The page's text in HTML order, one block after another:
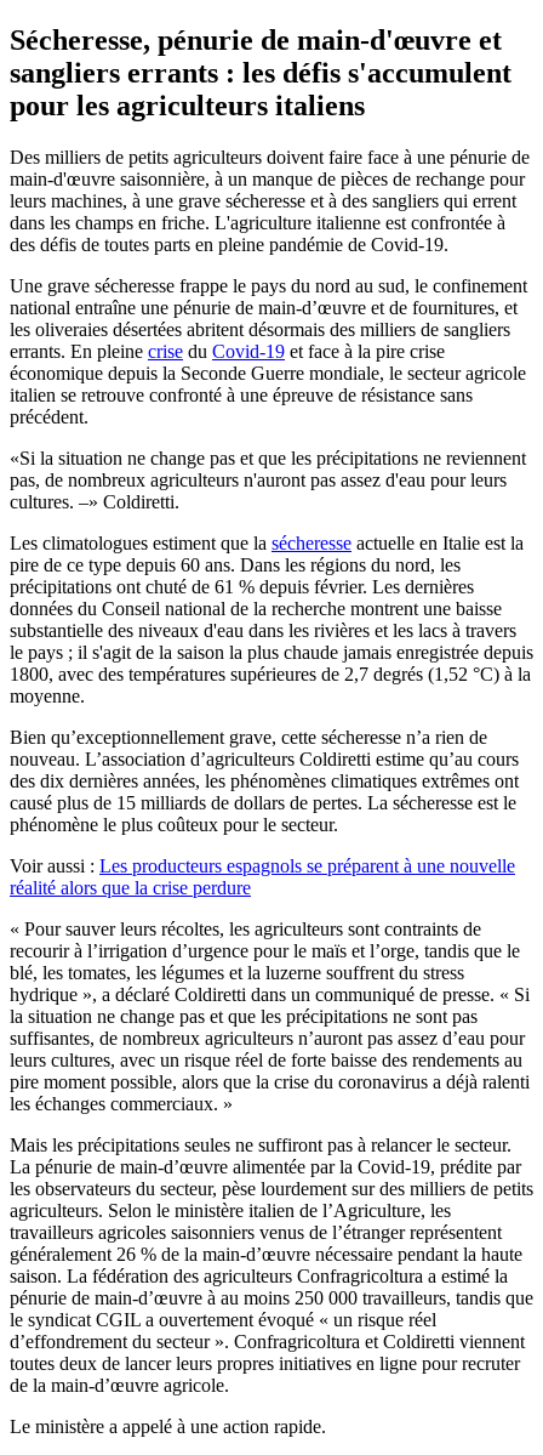
Sécheresse, pénurie de main-d'œuvre et
sangliers errants : les défis s'accumulent
pour les agriculteurs italiens
Des milliers de petits agriculteurs doivent faire face à une pénurie de
main-d'œuvre saisonnière, à un manque de pièces de rechange pour
leurs machines, à une grave sécheresse et à des sangliers qui errent
dans les champs en friche. L'agriculture italienne est confrontée à
des défis de toutes parts en pleine pandémie de Covid-19.
Une grave sécheresse frappe le pays du nord au sud, le confinement
national entraîne une pénurie de main-d’œuvre et de fournitures, et
les oliveraies désertées abritent désormais des milliers de sangliers
errants. En pleine crise du Covid-19 et face à la pire crise
économique depuis la Seconde Guerre mondiale, le secteur agricole
italien se retrouve confronté à une épreuve de résistance sans
précédent.
Si la situation ne change pas et que les précipitations ne reviennent
pas, de nombreux agriculteurs n'auront pas assez d'eau pour leurs
cultures. –
Coldiretti.
Les climatologues estiment que la sécheresse actuelle en Italie est la
pire de ce type depuis 60 ans. Dans les régions du nord, les
précipitations ont chuté de 61 % depuis février. Les dernières
données du Conseil national de la recherche montrent une baisse
substantielle des niveaux d'eau dans les rivières et les lacs à travers
le pays ; il s'agit de la saison la plus chaude jamais enregistrée depuis
1800, avec des températures supérieures de 2,7 degrés (1,52 °C) à la
moyenne.
Bien qu’exceptionnellement grave, cette sécheresse n’a rien de
nouveau. L’association d’agriculteurs Coldiretti estime qu’au cours
des dix dernières années, les phénomènes climatiques extrêmes ont
causé plus de 15 milliards de dollars de pertes. La sécheresse est le
phénomène le plus coûteux pour le secteur.
Voir aussi : Les producteurs espagnols se préparent à une nouvelle
réalité alors que la crise perdure
« Pour sauver leurs récoltes, les agriculteurs sont contraints de
recourir à l’irrigation d’urgence pour le maïs et l’orge, tandis que le
blé, les tomates, les légumes et la luzerne souffrent du stress
hydrique », a déclaré Coldiretti dans un communiqué de presse. « Si
la situation ne change pas et que les précipitations ne sont pas
suffisantes, de nombreux agriculteurs n’auront pas assez d’eau pour
leurs cultures, avec un risque réel de forte baisse des rendements au
pire moment possible, alors que la crise du coronavirus a déjà ralenti
les échanges commerciaux. »
Mais les précipitations seules ne suffiront pas à relancer le secteur.
La pénurie de main-d’œuvre alimentée par la Covid-19, prédite par
les observateurs du secteur, pèse lourdement sur des milliers de petits
agriculteurs. Selon le ministère italien de l’Agriculture, les
travailleurs agricoles saisonniers venus de l’étranger représentent
généralement 26 % de la main-d’œuvre nécessaire pendant la haute
saison. La fédération des agriculteurs Confragricoltura a estimé la
pénurie de main-d’œuvre à au moins 250 000 travailleurs, tandis que
le syndicat CGIL a ouvertement évoqué « un risque réel
d’effondrement du secteur ». Confragricoltura et Coldiretti viennent
toutes deux de lancer leurs propres initiatives en ligne pour recruter
de la main-d’œuvre agricole.
Le ministère a appelé à une action rapide.